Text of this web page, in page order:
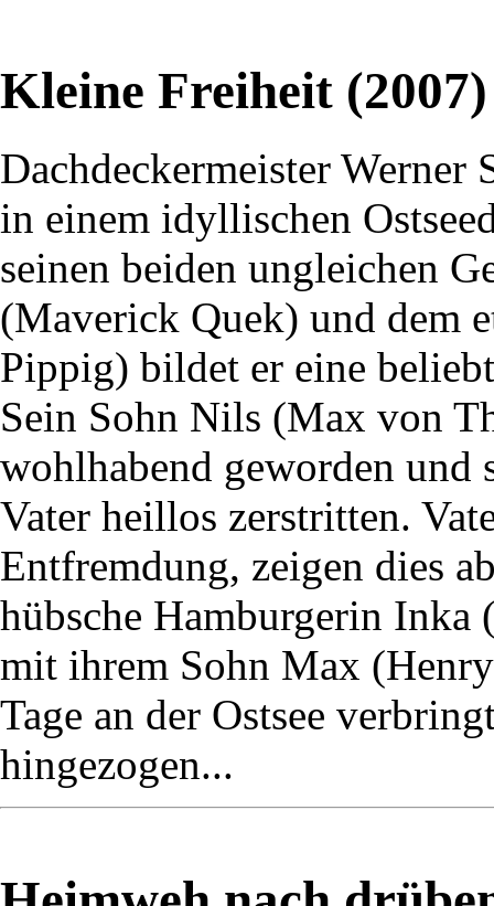
Kleine Freiheit (2007)
Dachdeckermeister
in einem idyllischen
seinen beiden ungleichen
(Maverick Quek) und dem
Pippig) bildet er eine
Sein Sohn Nils (Max von
wohlhabend geworden und
Vater heillos zerstritten.
Entfremdung, zeigen dies
hübsche Hamburgerin
mit ihrem Sohn Max
Tage an der Ostsee
hingezogen...